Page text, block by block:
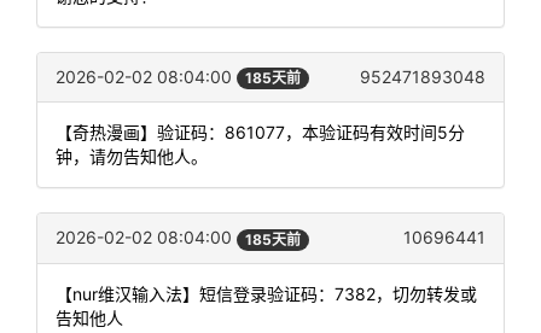
2026-02-02 08:04:00 185天前 952471893048
【奇热漫画】验证码：861077，本验证码有效时间5分
钟，请勿告知他人。
2026-02-02 08:04:00 185天前 10696441
【nur维汉输入法】短信登录验证码：7382，切勿转发或
告知他人